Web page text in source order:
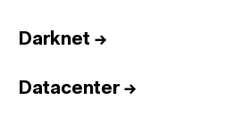
Darknet →
Datacenter→